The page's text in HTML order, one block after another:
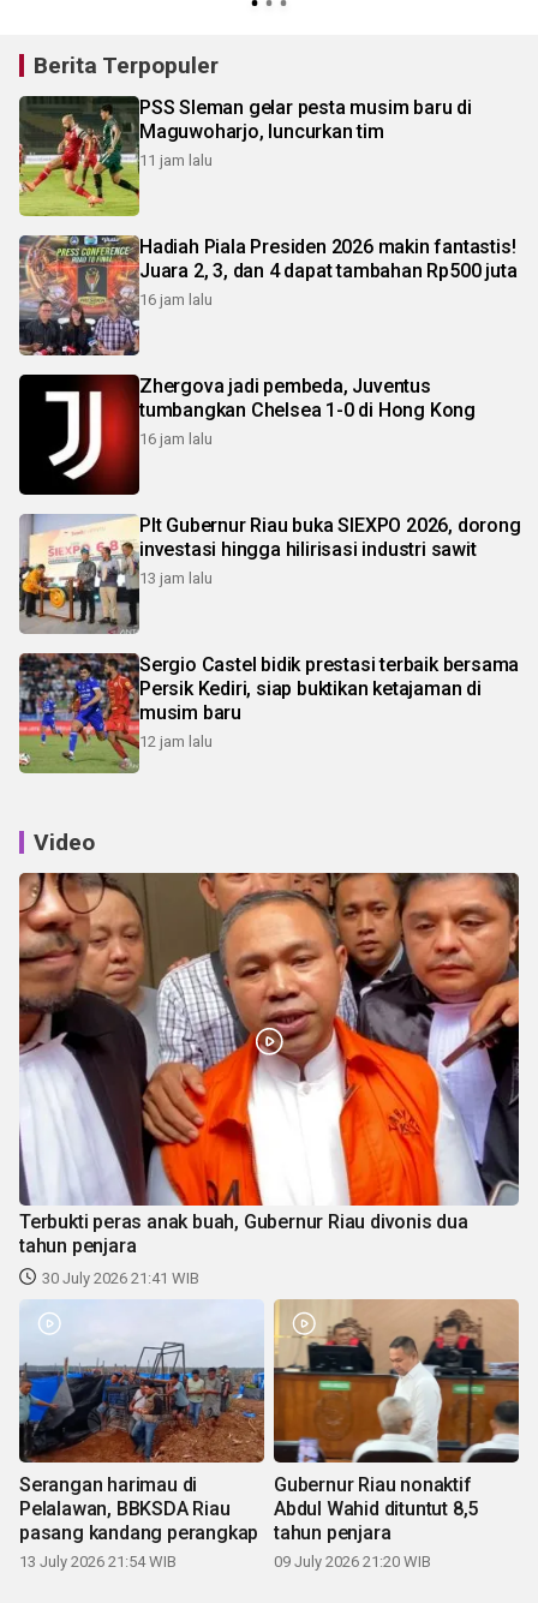
Berita Terpopuler
PSS Sleman gelar pesta musim baru di
Maguwoharjo, luncurkan tim
11 jam lalu
Hadiah Piala Presiden 2026 makin fantastis!
Juara 2, 3, dan 4 dapat tambahan Rp500 juta
16 jam lalu
Zhergova jadi pembeda, Juventus
tumbangkan Chelsea 1-0 di Hong Kong
16 jam lalu
Plt Gubernur Riau buka SIEXPO 2026, dorong
investasi hingga hilirisasi industri sawit
13 jam lalu
Sergio Castel bidik prestasi terbaik bersama
Persik Kediri, siap buktikan ketajaman di
musim baru
12 jam lalu
Video
Terbukti peras anak buah, Gubernur Riau divonis dua
tahun penjara
30 July 2026 21:41 WIB
Serangan harimau di
Pelalawan, BBKSDA Riau
pasang kandang perangkap
13 July 2026 21:54 WIB
Gubernur Riau nonaktif
Abdul Wahid dituntut 8,5
tahun penjara
09 July 2026 21:20 WIB